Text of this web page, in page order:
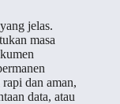
jelas.
masa
dan aman,
data, atau